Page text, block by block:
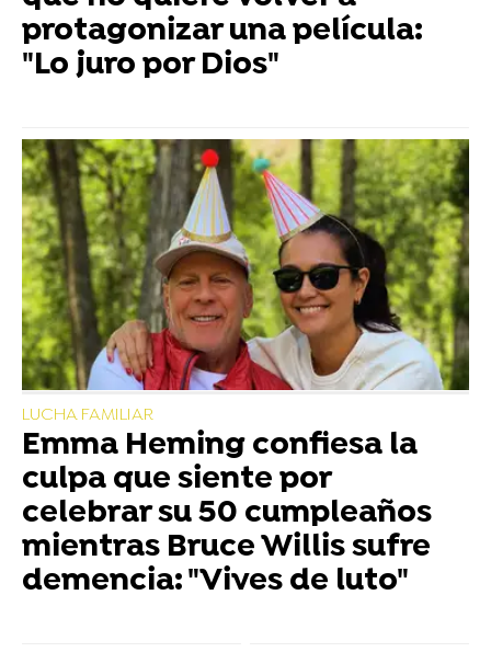
protagonizar una película:
"Lo juro por Dios"
LUCHA FAMILIAR
Emma Heming confiesa la
culpa que siente por
celebrar su 50 cumpleaños
mientras Bruce Willis sufre
demencia: "Vives de luto"